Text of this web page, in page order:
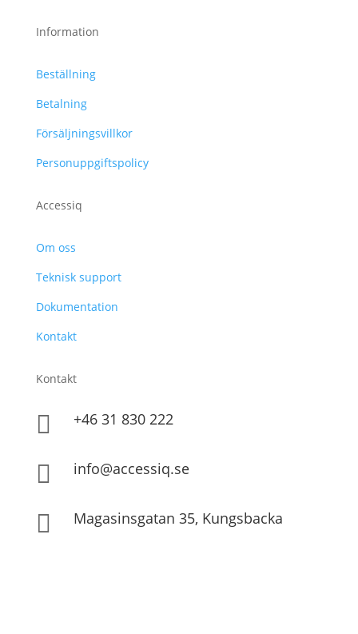
Information
Beställning
Betalning
Försäljningsvillkor
Personuppgiftspolicy
Accessiq
Om oss
Teknisk support
Dokumentation
Kontakt
Kontakt
 +46 31 830 222
 info@accessiq.se
 Magasinsgatan 35, Kungsbacka